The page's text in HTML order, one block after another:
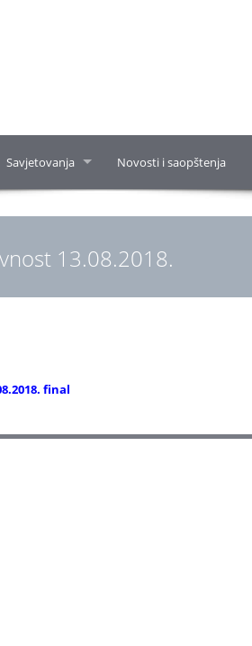
Savjetovanja Novosti i saopštenja
13.08.2018.
final